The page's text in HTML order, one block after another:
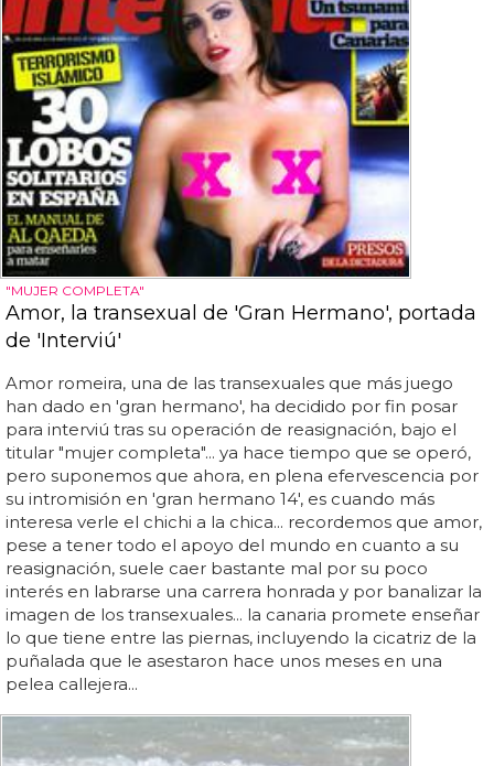
"MUJER COMPLETA"
Amor, la transexual de 'Gran Hermano', portada
de 'Interviú'
Amor romeira, una de las transexuales que más juego
han dado en 'gran hermano', ha decidido por fin posar
para interviú tras su operación de reasignación, bajo el
titular "mujer completa"... ya hace tiempo que se operó,
pero suponemos que ahora, en plena efervescencia por
su intromisión en 'gran hermano 14', es cuando más
interesa verle el chichi a la chica... recordemos que amor,
pese a tener todo el apoyo del mundo en cuanto a su
reasignación, suele caer bastante mal por su poco
interés en labrarse una carrera honrada y por banalizar la
imagen de los transexuales... la canaria promete enseñar
lo que tiene entre las piernas, incluyendo la cicatriz de la
puñalada que le asestaron hace unos meses en una
pelea callejera...